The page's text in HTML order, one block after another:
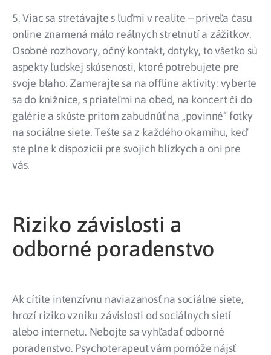
5. Viac sa stretávajte s ľuďmi v realite – priveľa času
online znamená málo reálnych stretnutí a zážitkov.
Osobné rozhovory, očný kontakt, dotyky, to všetko sú
aspekty ľudskej skúsenosti, ktoré potrebujete pre
svoje blaho. Zamerajte sa na offline aktivity: vyberte
sa do knižnice, s priateľmi na obed, na koncert či do
galérie a skúste pritom zabudnúť na „povinné“ fotky
na sociálne siete. Tešte sa z každého okamihu, keď
ste plne k dispozícii pre svojich blízkych a oni pre
vás.
Riziko závislosti a
odborné poradenstvo
Ak cítite intenzívnu naviazanosť na sociálne siete,
hrozí riziko vzniku závislosti od sociálnych sietí
alebo internetu. Nebojte sa vyhľadať odborné
poradenstvo. Psychoterapeut vám pomôže nájsť